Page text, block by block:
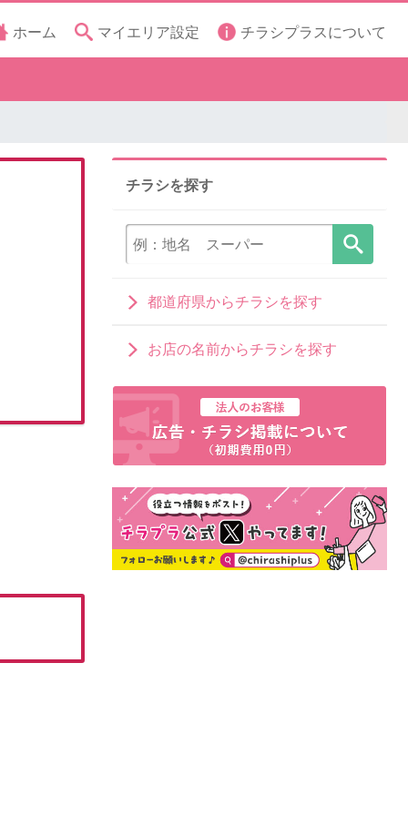
ホーム マイエリア設定 チラシプラスについて
チラシを探す
都道府県からチラシを探す
お店の名前からチラシを探す